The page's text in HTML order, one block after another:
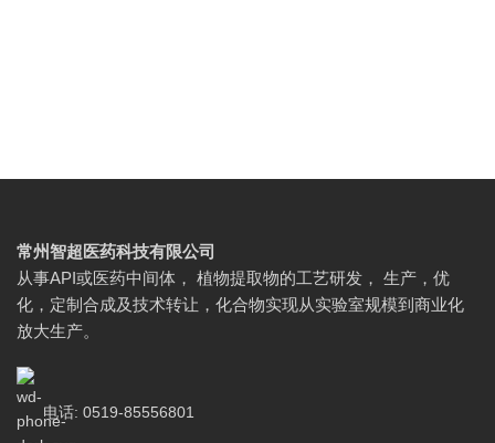
常州智超医药科技有限公司
从事API或医药中间体， 植物提取物的工艺研发， 生产，优
化，定制合成及技术转让，化合物实现从实验室规模到商业化
放大生产。
电话: 0519-85556801